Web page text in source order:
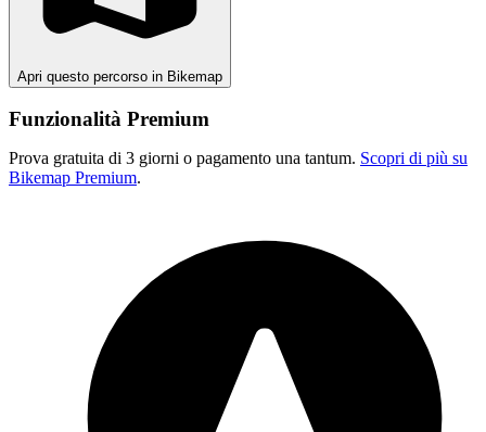
Apri questo percorso in Bikemap
Funzionalità Premium
Prova gratuita di 3 giorni o pagamento una tantum. Scopri di più su
Bikemap Premium.